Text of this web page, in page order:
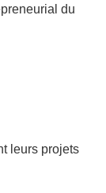
du
leurs projets